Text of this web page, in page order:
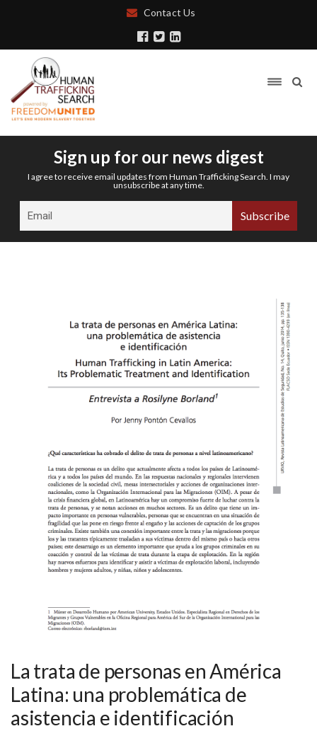
Contact Us
Sign up for our news digest
I agree to receive email updates from Human Trafficking Search. I may
unsubscribe at any time.
La trata de personas en América
Latina: una problemática de
asistencia e identificación